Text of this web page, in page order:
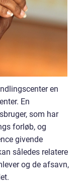
en
En
som har
forløb, og
givende
således relatere
og de afsavn,